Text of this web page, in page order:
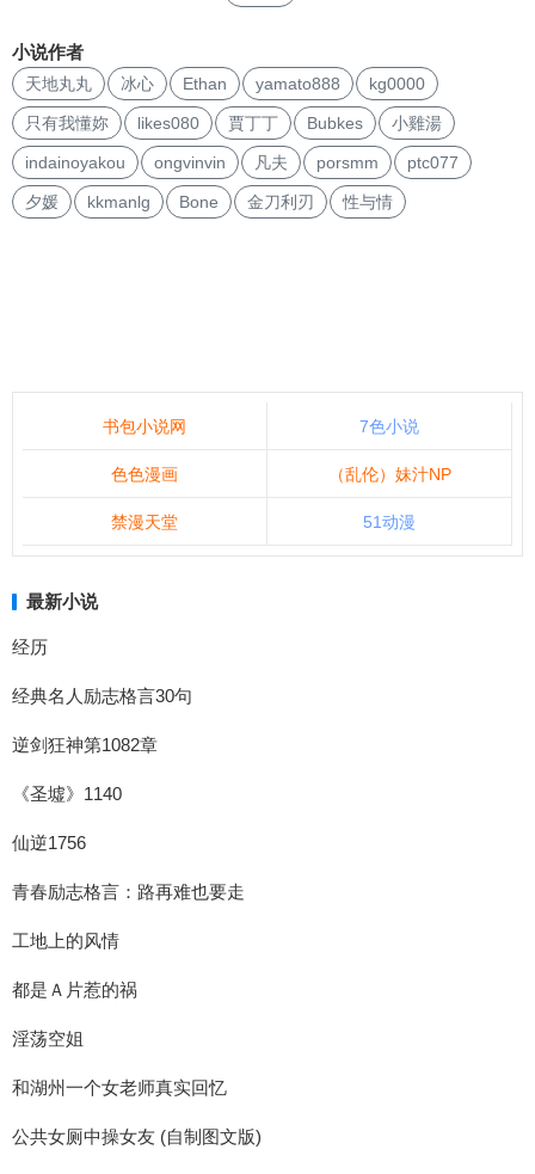
小说作者
天地丸丸 冰心 Ethan yamato888 kg0000
只有我懂妳 likes080 賈丁丁 Bubkes 小雞湯
indainoyakou ongvinvin 凡夫 porsmm ptc077
夕媛 kkmanlg Bone 金刀利刃 性与情
书包小说网 7色小说
色色漫画 （乱伦）妹汁NP
禁漫天堂 51动漫
最新小说
经历
经典名人励志格言30句
逆剑狂神第1082章
《圣墟》1140
仙逆1756
青春励志格言：路再难也要走
工地上的风情
都是Ａ片惹的祸
淫荡空姐
和湖州一个女老师真实回忆
公共女厕中操女友 (自制图文版)